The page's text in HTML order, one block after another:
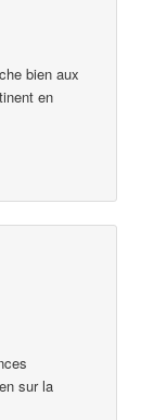
bien aux
en
sur la